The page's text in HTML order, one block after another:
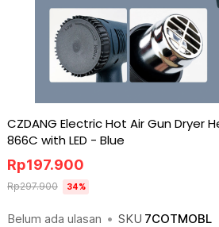
CZDANG Electric Hot Air Gun Dryer
866C with LED - Blue
Belum ada ulasan • SKU 7COTMOBL
Rp197.900
Rp297.900 34%